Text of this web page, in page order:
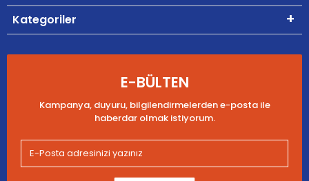
Kategoriler
E-BÜLTEN
Kampanya, duyuru, bilgilendirmelerden e-posta ile
haberdar olmak istiyorum.